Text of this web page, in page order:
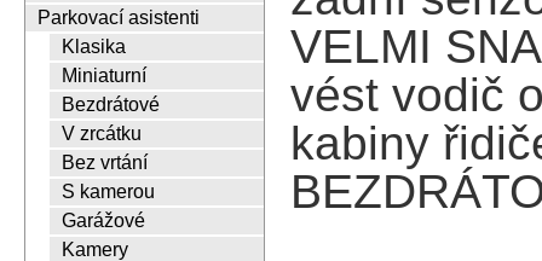
Parkovací asistenti
Klasika
Miniaturní
Bezdrátové
V zrcátku
Bez vrtání
S kamerou
Garážové
Kamery
VELMI
vést vodič
kabiny